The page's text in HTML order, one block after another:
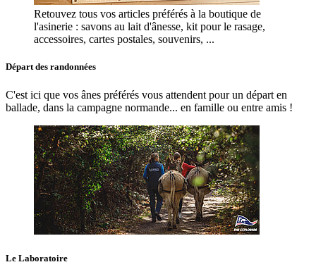
Retouvez tous vos articles préférés à la boutique de
l'asinerie : savons au lait d'ânesse, kit pour le rasage,
accessoires, cartes postales, souvenirs, ...
Départ des randonnées
C'est ici que vos ânes préférés vous attendent pour un départ en
ballade, dans la campagne normande... en famille ou entre amis !
Le Laboratoire